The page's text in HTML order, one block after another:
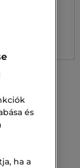
és
ha a